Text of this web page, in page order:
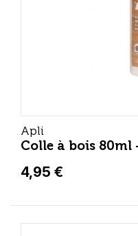
Apli
Colle à bois 80ml
4,95 €